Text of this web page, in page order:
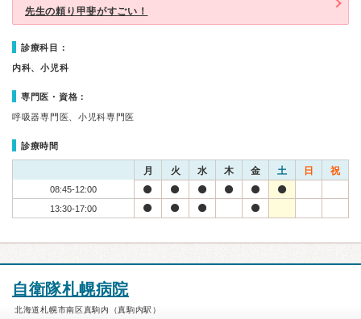
先生の頼り甲斐がすごい！
診療科目：
内科、小児科
専門医・資格：
呼吸器専門医、小児科専門医
診療時間
月 火 水 木 金 土 日 祝
08:45-12:00
13:30-17:00
自衛隊札幌病院
北海道札幌市南区真駒内（真駒内駅）